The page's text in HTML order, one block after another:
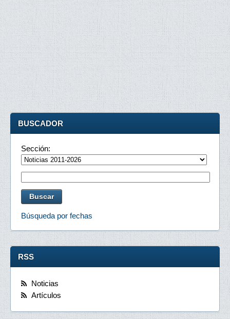
BUSCADOR
Sección:
Búsqueda por fechas
RSS
Noticias
Artículos